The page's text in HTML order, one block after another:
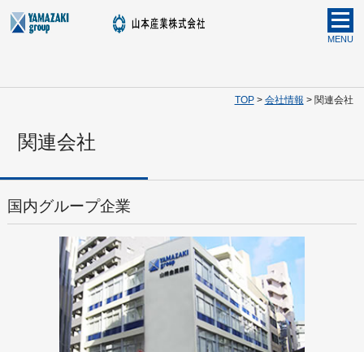
MENU
TOP> 会社情報 > 関連会社
関連会社
国内グループ企業